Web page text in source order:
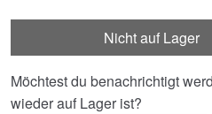
Nicht auf Lager
Möchtest du benachrichtigt
wieder auf Lager ist?